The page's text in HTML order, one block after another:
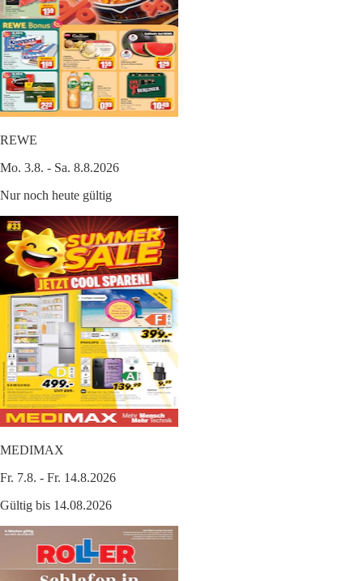
REWE
Mo. 3.8. - Sa. 8.8.2026
Nur noch heute gültig
MEDIMAX
Fr. 7.8. - Fr. 14.8.2026
Gültig bis 14.08.2026